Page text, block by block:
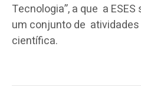
Tecnologia”, a que a
um conjunto de
científica.